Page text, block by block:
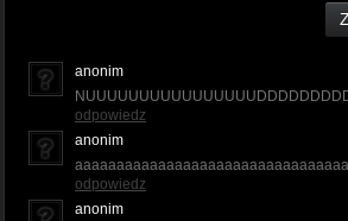
anonim
odpowiedz
anonim
odpowiedz
anonim